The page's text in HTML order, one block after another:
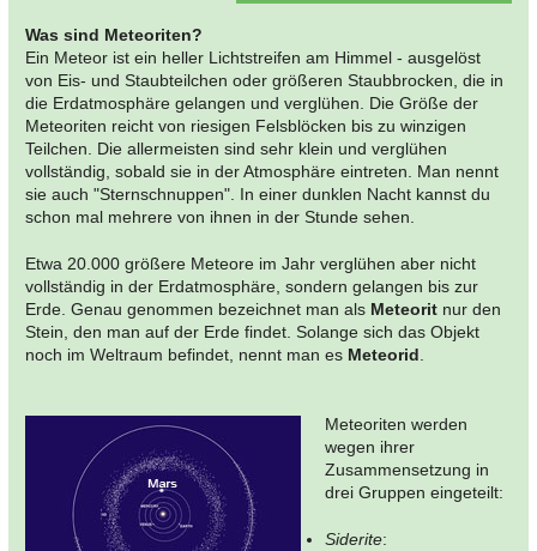
Was sind Meteoriten?
Ein Meteor ist ein heller Lichtstreifen am Himmel - ausgelöst
von Eis- und Staubteilchen oder größeren Staubbrocken, die in
die Erdatmosphäre gelangen und verglühen. Die Größe der
Meteoriten reicht von riesigen Felsblöcken bis zu winzigen
Teilchen. Die allermeisten sind sehr klein und verglühen
vollständig, sobald sie in der Atmosphäre eintreten. Man nennt
sie auch "Sternschnuppen". In einer dunklen Nacht kannst du
schon mal mehrere von ihnen in der Stunde sehen.
Etwa 20.000 größere Meteore im Jahr verglühen aber nicht
vollständig in der Erdatmosphäre, sondern gelangen bis zur
Erde. Genau genommen bezeichnet man als Meteorit nur den
Stein, den man auf der Erde findet. Solange sich das Objekt
noch im Weltraum befindet, nennt man es Meteorid.
Meteoriten werden
wegen ihrer
Zusammensetzung in
drei Gruppen eingeteilt:
Siderite: